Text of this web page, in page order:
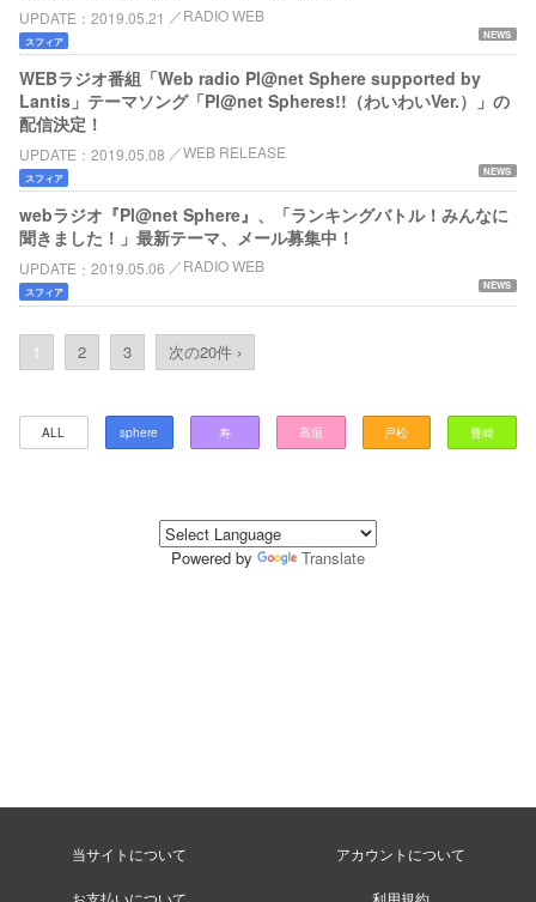
UPDATE 2019.05.21 RADIO WEB
NEWS
スフィア
WEBラジオ番組「Web radio Pl@net Sphere supported by
Lantis」テーマソング「Pl@net Spheres!!（わいわいVer.）」の
配信決定！
UPDATE 2019.05.08 WEB RELEASE
NEWS
スフィア
webラジオ『Pl@net Sphere』、「ランキングバトル！みんなに
聞きました！」最新テーマ、メール募集中！
UPDATE 2019.05.06 RADIO WEB
NEWS
スフィア
1 2 3 次の20件 ›
ALL sphere 寿 高垣 戸松 豊崎
Powered by Translate
当サイトについて アカウントについて
お支払いについて 利用規約